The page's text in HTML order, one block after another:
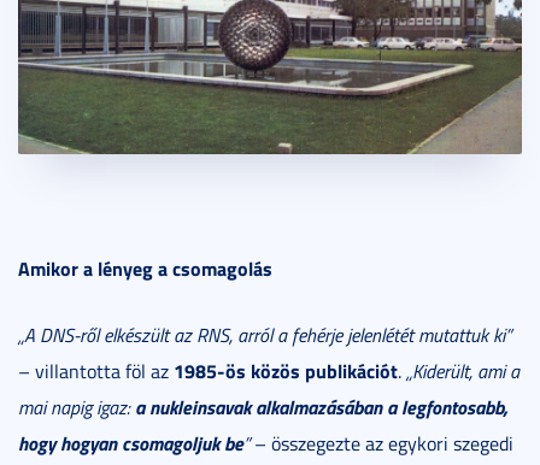
Amikor a lényeg a csomagolás
„A DNS-ről elkészült az RNS, arról a fehérje jelenlétét mutattuk ki”
– villantotta föl az 1985-ös közös publikációt.„Kiderült, ami a
mai napig igaz:a nukleinsavak alkalmazásában a legfontosabb,
hogy hogyan csomagoljuk be”– összegezte az egykori szegedi